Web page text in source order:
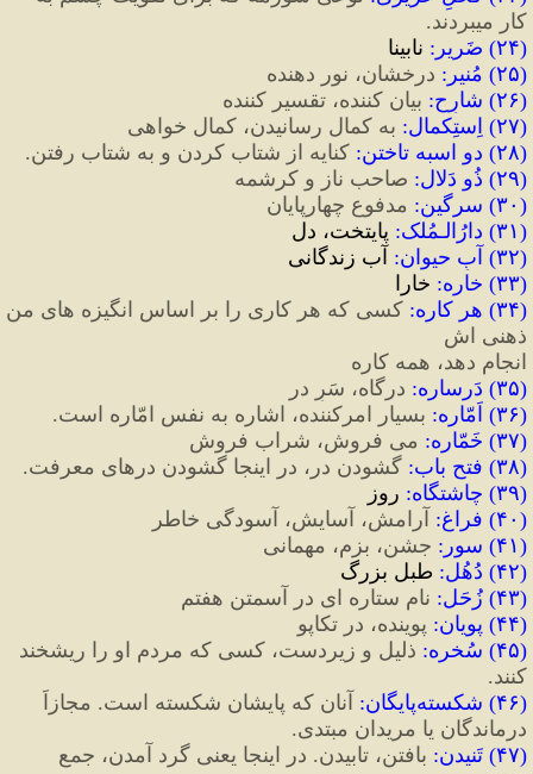
کار میبردند.
(۲۴) ضَریر : نابینا
(۲۵) مُنیر : درخشان، نور دهنده
(۲۶) شارِح: بیان کننده، تقسیر کننده
(۲۷) اِستِکمال: به کمال رسانیدن، کمال خواهی
(۲۸) دو اسبه تاختن: کنایه از شتاب کردن و به شتاب رفتن.
(۲۹) ذُو دَلال: صاحب ناز و کرشمه
( ۳۰) سرگین: مدفوع چهارپایان
(۳۱) دارُالـمُلک: پایتخت، دل
(۳۲) آبِ حیوان: آب زندگانی
(۳۳) خاره: خارا
(۳۴) هر کاره:
ذهنی اش
انجام دهد، همه کاره
(۳۵) دَرساره: درگاه، سَرِ در
(۳۶) اَمّاره: بسیار امرکننده، اشاره به نفس امّاره است.
(۳۷) خَمّاره: می فروش، شراب فروش
(۳۸) فتح باب: گشودن در، در اینجا گشودن درهای معرفت.
(۳۹) چاشتگاه: روز
( ۴۰) فراغ: آرامش، آسایش، آسودگی خاطر
(۴۱) سور : جشن، بزم، مهمانی
(۴۲) دُهُل: طبل بزرگ
(۴۳) زُحَل: نام ستاره ای در آسمتن هفتم
(۴۴) پویان: پوینده، در تکاپو
(۴۵) سُخره: ذلیل و زیردست، کسی
کنند.
(۴۶) شکستهپایگان: آنان که پایشان شکسته است. مجازاً
درماندگان یا مریدان مبتدی.
(۴۷) تَنیدن: بافتن، تابیدن. در اینجا یعنی گرد آمدن، جمع